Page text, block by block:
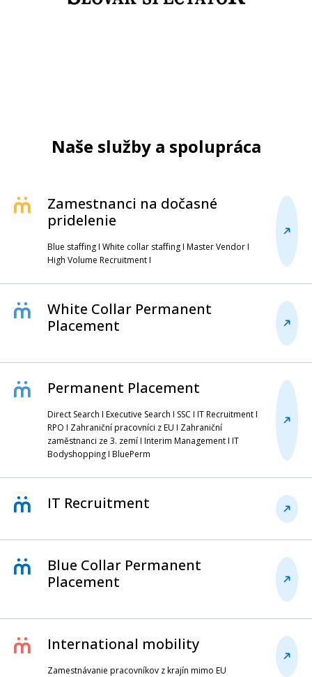
Naše služby a spolupráca
Zamestnanci na dočasné
pridelenie
Blue staffing I White collar staffing I Master Vendor I
High Volume Recruitment I
White Collar Permanent
Placement
Permanent Placement
Direct Search I Executive Search I SSC I IT Recruitment I
RPO I Zahraniční pracovníci z EU I Zahraniční
zaměstnanci ze 3. zemí I Interim Management I IT
Bodyshopping I BluePerm
IT Recruitment
Blue Collar Permanent
Placement
International mobility
Zamestnávanie pracovníkov z krajín mimo EU